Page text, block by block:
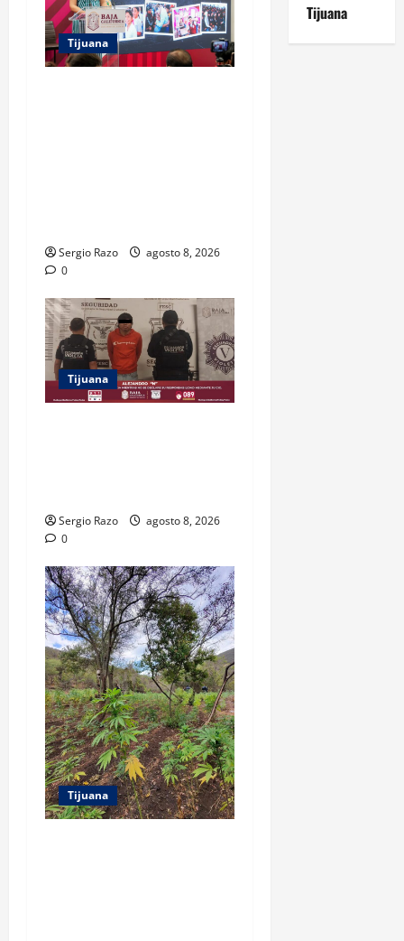
Tijuana
Sergio Razo
agosto 8, 2026
0
Tijuana
Sergio Razo
agosto 8, 2026
0
Tijuana
Tijuana